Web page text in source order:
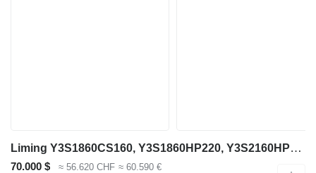
Liming Y3S1860CS160, Y3S1860HP220, Y3S2160HP220
70.000 $ ≈ 56.620 CHF ≈ 60.590 €